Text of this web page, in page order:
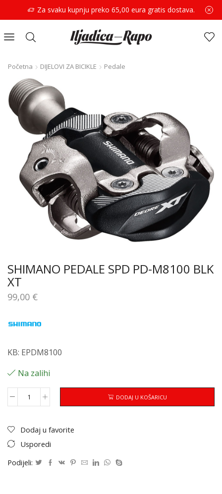
Za svaku kupnju preko 65,00 eura gratis dostava.
Početna DIJELOVI ZA BICIKLE Pedale
SHIMANO PEDALE SPD PD-M8100 BLK
XT
99,00 €
KB: EPDM8100
Na zalihi
DODAJ U KOŠARICU
Dodaj u favorite
Usporedi
Podijeli: